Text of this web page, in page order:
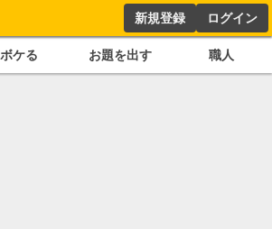
新規登録 ログイン
ボケる お題を出す 職人